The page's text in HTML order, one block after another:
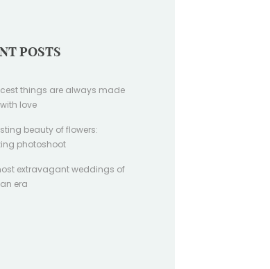
POSTS
things are always made
love
beauty of flowers:
photoshoot
extravagant weddings of
era